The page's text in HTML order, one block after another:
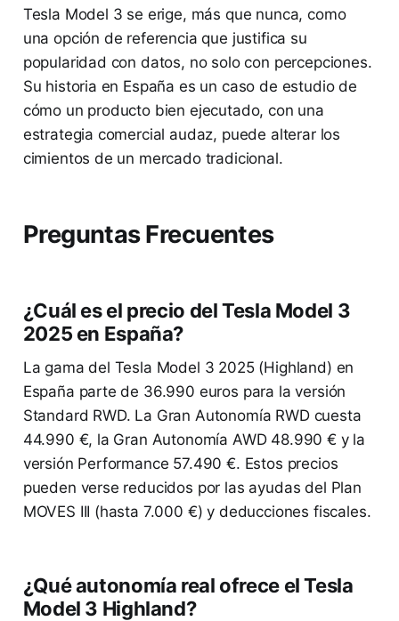
Tesla Model 3 se erige, más que nunca, como
una opción de referencia que justifica su
popularidad con datos, no solo con percepciones.
Su historia en España es un caso de estudio de
cómo un producto bien ejecutado, con una
estrategia comercial audaz, puede alterar los
cimientos de un mercado tradicional.
Preguntas Frecuentes
¿Cuál es el precio del Tesla Model 3
2025 en España?
La gama del Tesla Model 3 2025 (Highland) en
España parte de 36.990 euros para la versión
Standard RWD. La Gran Autonomía RWD cuesta
44.990 €, la Gran Autonomía AWD 48.990 € y la
versión Performance 57.490 €. Estos precios
pueden verse reducidos por las ayudas del Plan
MOVES III (hasta 7.000 €) y deducciones fiscales.
¿Qué autonomía real ofrece el Tesla
Model 3 Highland?